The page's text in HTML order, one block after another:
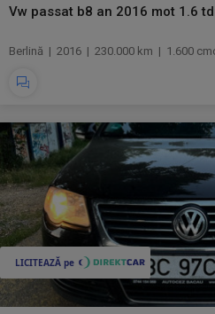
Vw passat b8 an 2016 mot 1.6
Berlină | 2016 | 230.000 km | 1.600